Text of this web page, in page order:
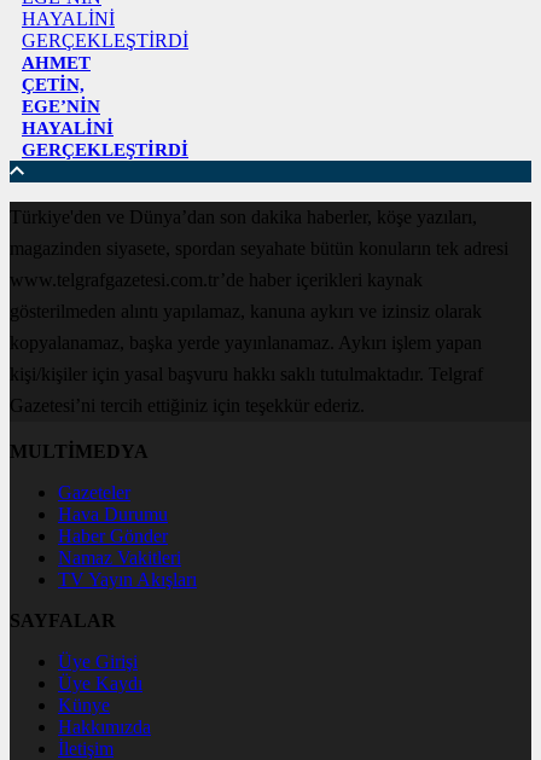
AHMET
ÇETİN,
EGE’NİN
HAYALİNİ
GERÇEKLEŞTİRDİ
Türkiye'den ve Dünya’dan son dakika haberler, köşe yazıları,
magazinden siyasete, spordan seyahate bütün konuların tek adresi
www.telgrafgazetesi.com.tr’de haber içerikleri kaynak
gösterilmeden alıntı yapılamaz, kanuna aykırı ve izinsiz olarak
kopyalanamaz, başka yerde yayınlanamaz. Aykırı işlem yapan
kişi/kişiler için yasal başvuru hakkı saklı tutulmaktadır. Telgraf
Gazetesi’ni tercih ettiğiniz için teşekkür ederiz.
MULTİMEDYA
Gazeteler
Hava Durumu
Haber Gönder
Namaz Vakitleri
TV Yayın Akışları
SAYFALAR
Üye Girişi
Üye Kaydı
Künye
Hakkımızda
İletişim